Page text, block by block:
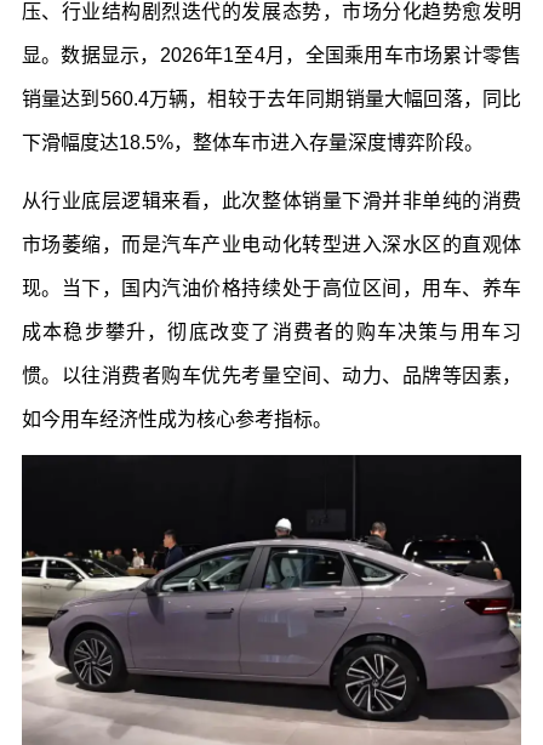
压、行业结构剧烈迭代的发展态势，市场分化趋势愈发明
显。数据显示，2026年1至4月，全国乘用车市场累计零售
销量达到560.4万辆，相较于去年同期销量大幅回落，同比
下滑幅度达18.5%，整体车市进入存量深度博弈阶段。
从行业底层逻辑来看，此次整体销量下滑并非单纯的消费
市场萎缩，而是汽车产业电动化转型进入深水区的直观体
现。当下，国内汽油价格持续处于高位区间，用车、养车
成本稳步攀升，彻底改变了消费者的购车决策与用车习
惯。以往消费者购车优先考量空间、动力、品牌等因素，
如今用车经济性成为核心参考指标。